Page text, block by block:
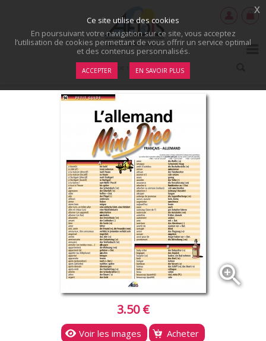
zoom_in
3.50 €
Voir les images Acheter
Ce site utilise des cookies
En poursuivant votre navigation sur ce site, vous acceptez
l’utilisation de cookies permettant de vous offrir un service optimal
et des contenus personnalisés.
ACCEPTER EN SAVOIR PLUS
x